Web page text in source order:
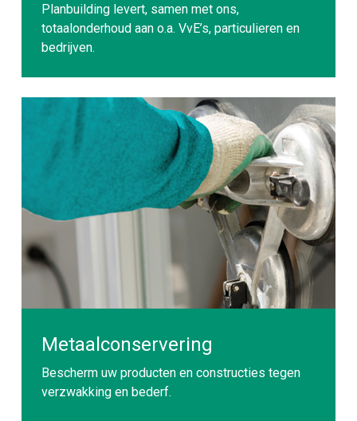
Planbuilding levert, samen met ons,
totaalonderhoud aan o.a. VvE’s, particulieren en
bedrijven.
Metaalconservering
Bescherm uw producten en constructies tegen
verzwakking en bederf.